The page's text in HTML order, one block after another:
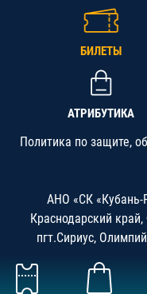
БИЛЕТЫ
АТРИБУТИКА
Политика по защите,
АНО «СК «Кубань-
Краснодарский
пгт.Сириус,